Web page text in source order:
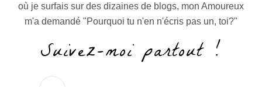
où je surfais sur des dizaines de blogs, mon Amoureux
m'a demandé "Pourquoi tu n'en n'écris pas un, toi?"
Suivez-moi partout !